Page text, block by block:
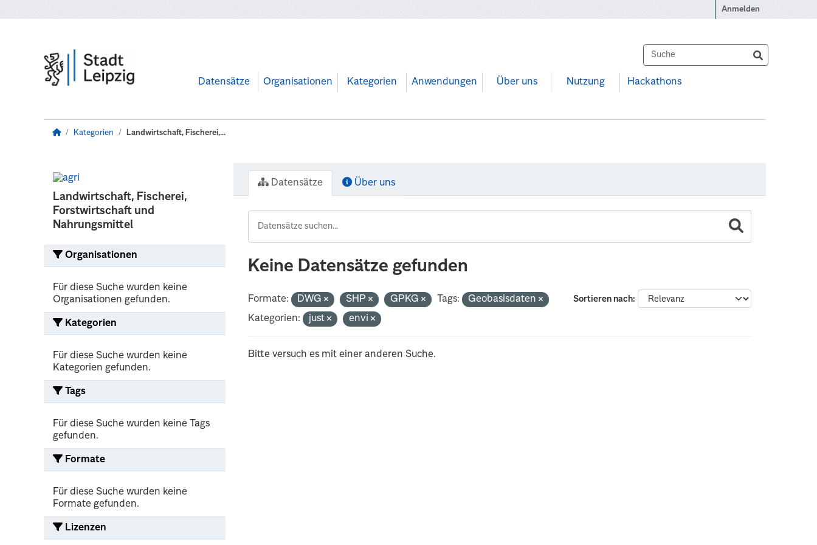
Anmelden
Datensätze Organisationen Kategorien Anwendungen Über uns Nutzung Hackathons
Kategorien Landwirtschaft, Fischerei,...
Landwirtschaft, Fischerei,
Forstwirtschaft und
Nahrungsmittel
Organisationen
Für diese Suche wurden keine
Organisationen gefunden.
Kategorien
Für diese Suche wurden keine
Kategorien gefunden.
Tags
Für diese Suche wurden keine Tags
gefunden.
Formate
Für diese Suche wurden keine
Formate gefunden.
Lizenzen
Datensätze Über uns
Keine Datensätze gefunden
Sortieren nach
Formate: DWG SHP GPKG Tags:
Geobasisdaten
Kategorien:
just envi
Bitte versuch es mit einer anderen Suche.